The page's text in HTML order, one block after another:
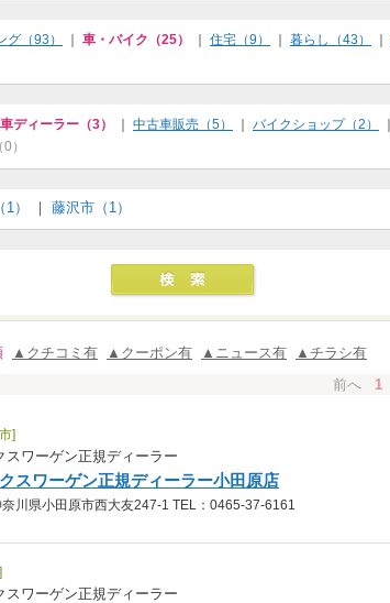
グ（93） 車・バイク（25） 住宅（9） 暮らし（43）
ディーラー（3） 中古車販売（5） バイクショップ（2）
）
） ｜ 藤沢市（1）
▲クチコミ有 ▲クーポン有 ▲ニュース有
▲チラシ有
前へ 1
]
スワーゲン正規ディーラー
スワーゲン正規ディーラー小田原店
川県小田原市西大友247-1 TEL：0465-37-6161
スワーゲン正規ディーラー